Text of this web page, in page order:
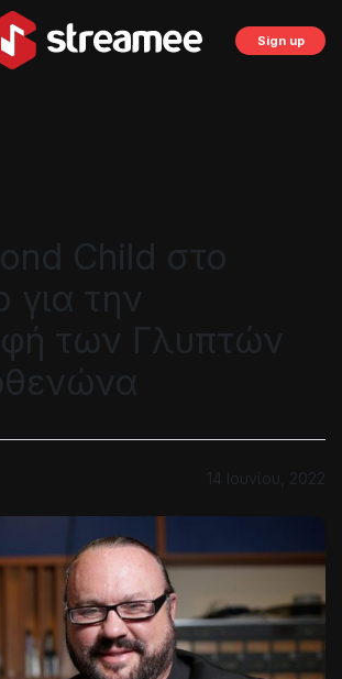
Sign up
Child στο
για την
των Γλυπτών
14 Ιουνίου, 2022